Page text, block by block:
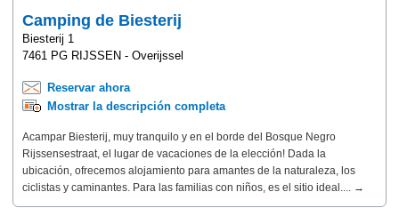
Camping de Biesterij
Biesterij 1
7461 PG RIJSSEN - Overijssel
Reservar ahora
Mostrar la descripción completa
Acampar Biesterij, muy tranquilo y en el borde del Bosque Negro
Rijssensestraat, el lugar de vacaciones de la elección! Dada la
ubicación, ofrecemos alojamiento para amantes de la naturaleza, los
ciclistas y caminantes. Para las familias con niños, es el sitio ideal.... →